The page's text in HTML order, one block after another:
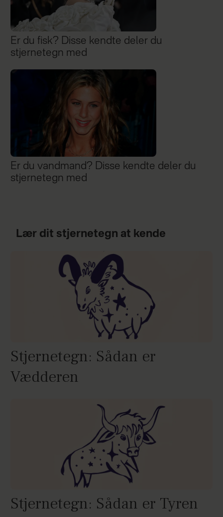
Er du fisk? Disse kendte deler du
stjernetegn med
Er du vandmand? Disse kendte deler du
stjernetegn med
Lær dit stjernetegn at kende
Stjernetegn: Sådan er
Vædderen
Stjernetegn: Sådan er Tyren